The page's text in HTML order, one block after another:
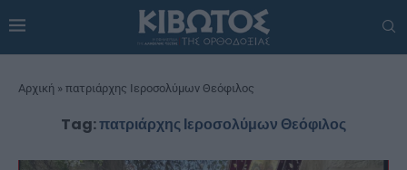
Αρχική » πατριάρχης Ιεροσολύμων Θεόφιλος
Tag:πατριάρχης Ιεροσολύμων Θεόφιλος